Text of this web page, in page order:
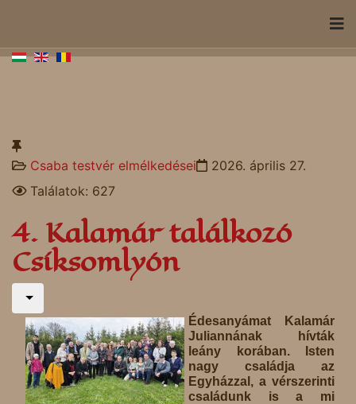
Csaba testvér elmélkedései
2026. április 27.
Találatok: 627
4. Kalamár találkozó
Csíksomlyón
Édesanyámat Kalamár
Juliannának hívták
leány korában. Isten
nagy családja az
Egyházzal, a vérszerinti
családunk is a mi